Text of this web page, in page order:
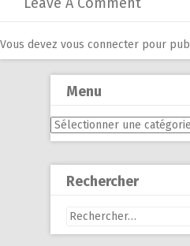
Vous devez vous connecter pour
Menu
Menu
Rechercher
Rechercher :